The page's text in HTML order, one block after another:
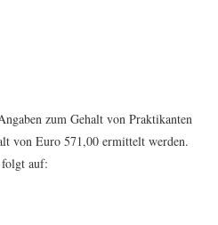
zum Gehalt von Praktikanten
von Euro 571,00 ermittelt werden.
folgt auf: